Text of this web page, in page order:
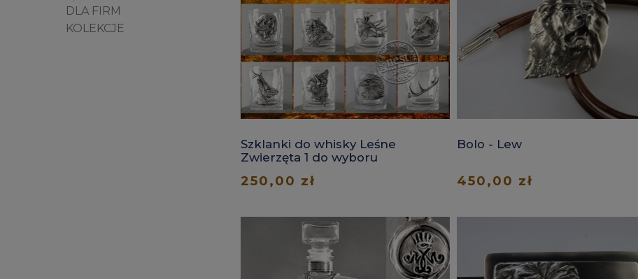
DLA FIRM
KOLEKCJE
Szklanki do whisky Leśne
Zwierzęta 1 do wyboru
250,00 zł
Bolo - Lew
450,00 zł